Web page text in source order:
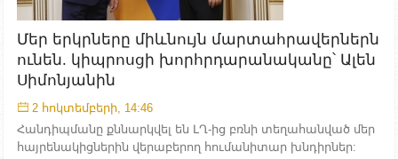
Մեր երկրները միևնույն մարտահրավերներն
ունեն. կիպրոսցի խորհրդարանականը՝ Ալեն
Սիմոնյանին
2 հոկտեմբերի, 14:46
Հանդիպմանը քննարկվել են ԼՂ-ից բռնի տեղահանված մեր
հայրենակիցներին վերաբերող հումանիտար խնդիրներ: